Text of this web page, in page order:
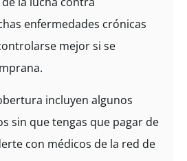
enfermedades crónicas
mejor si se
incluyen algunos
sin que tengas que pagar de
con médicos de la red de